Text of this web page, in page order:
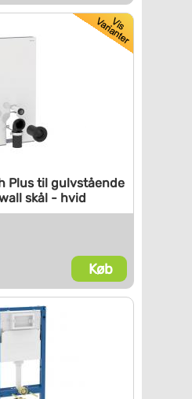
Plus til gulvstående
skål - hvid
Køb